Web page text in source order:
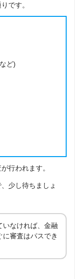
です。
ど)
行われます。
少し待ちましょ
いなければ、金融
に審査はパスでき